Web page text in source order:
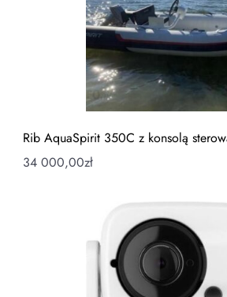
Rib AquaSpirit 350C z konsolą
34 000,00zł